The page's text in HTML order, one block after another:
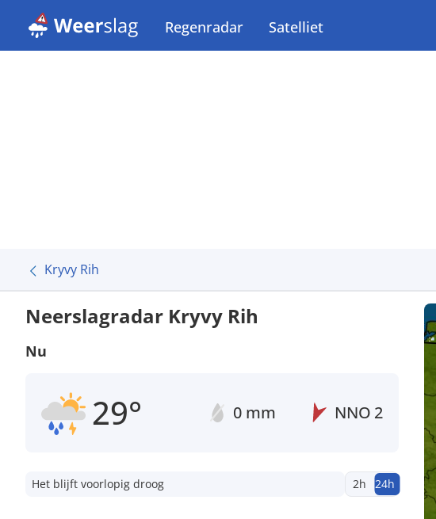
Regenradar Satelliet
Kryvy Rih
Neerslagradar Kryvy Rih
Nu
29° 0 mm NNO 2
Het blijft voorlopig droog 2h 24h